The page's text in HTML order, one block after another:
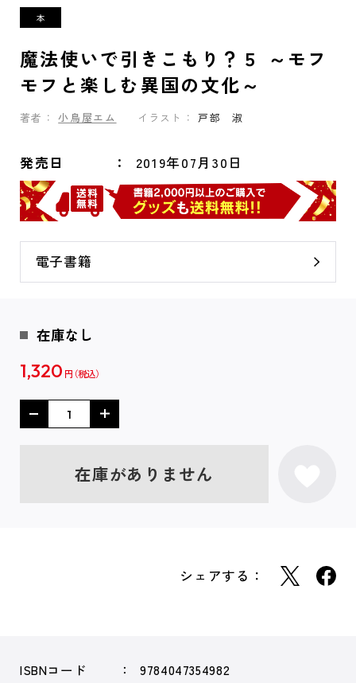
魔法使いで引きこもり？５ ～モフ
モフと楽しむ異国の文化～
著者： 小鳥屋エム イラスト： 戸部 淑
発売日 2019年07月30日
電子書籍
在庫なし
1,320 円
在庫がありません
シェアする：
ISBNコード
9784047354982